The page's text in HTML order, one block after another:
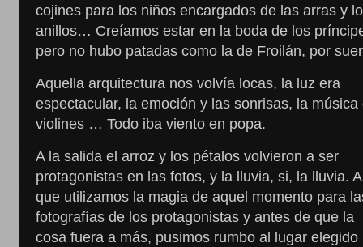
cojines para los niños encargados de las arras y
anillos… Creíamos estar en la boda de los
pero no hubo patadas como la de Froilán, por
Aquella arquitectura nos volvía locas, la luz era
espectacular, la emoción y las sonrisas, la música
violines … Todo iba viento en popa.
A la salida el arroz y los pétalos volvieron a ser
protagonistas en las fotos, y la lluvia, si, la lluvia.
que utilizamos la magia de aquel momento para
fotografías de los protagonistas y antes de que la
cosa fuera a más, pusimos rumbo al lugar elegido